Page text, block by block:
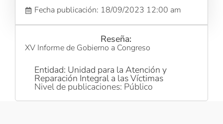
Fecha publicación: 18/09/2023 12:00 am
Reseña:
XV Informe de Gobierno a Congreso
Entidad: Unidad para la Atención y
Reparación Integral a las Víctimas
Nivel de publicaciones: Público